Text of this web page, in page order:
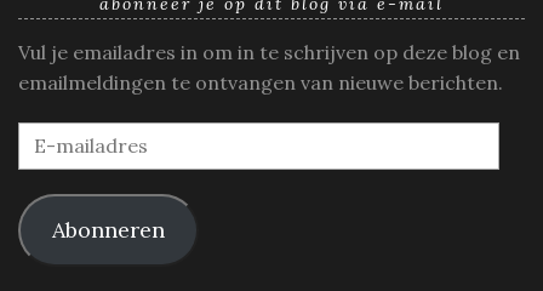
Vul je emailadres in om in te schrijven op deze blog en
emailmeldingen te ontvangen van nieuwe berichten.
E-
mailadres
Abonneren